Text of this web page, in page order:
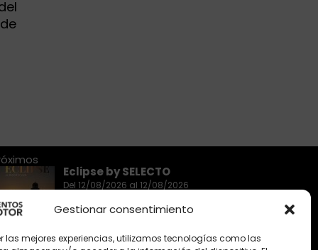
Gestionar consentimiento
las mejores experiencias, utilizamos tecnologías como las
Eclipse by SELECTO
Del 12/08/2026 al 12/08/2026
Del 02/10/2026 al 05/10/2026